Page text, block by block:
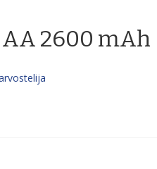
AA 2600 mAh